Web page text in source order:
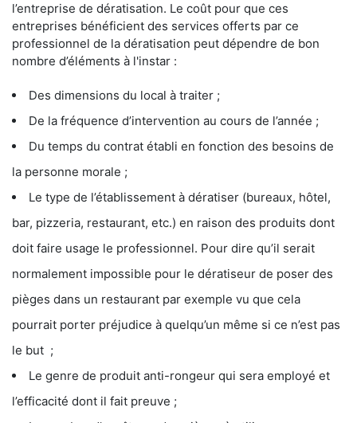
l’entreprise de dératisation. Le coût pour que ces
entreprises bénéficient des services offerts par ce
professionnel de la dératisation peut dépendre de bon
nombre d’éléments à l'instar :
Des dimensions du local à traiter ;
De la fréquence d’intervention au cours de l’année ;
Du temps du contrat établi en fonction des besoins de
la personne morale ;
Le type de l’établissement à dératiser (bureaux, hôtel,
bar, pizzeria, restaurant, etc.) en raison des produits dont
doit faire usage le professionnel. Pour dire qu’il serait
normalement impossible pour le dératiseur de poser des
pièges dans un restaurant par exemple vu que cela
pourrait porter préjudice à quelqu’un même si ce n’est pas
le but ;
Le genre de produit anti-rongeur qui sera employé et
l’efficacité dont il fait preuve ;